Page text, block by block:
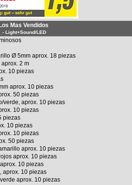
Mas Vendidos
- Light+Sound/LED
Ø 5mm aprox. 18 piezas
2 m
10 piezas
aprox. 10 piezas
50 piezas
verde, aprox. 10 piezas
10 piezas
piezas
10 piezas
10 piezas
50 piezas
aprox. 10 piezas
aprox. 10 piezas
10 piezas
aprox. 10 piezas
aprox. 10 piezas